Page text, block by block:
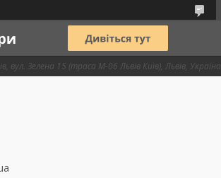
вул. Зелена 15 (траса М-06 Львів Київ), Львів, Україна